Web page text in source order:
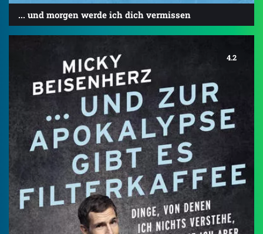
... und morgen werde ich dich vermissen
4.2